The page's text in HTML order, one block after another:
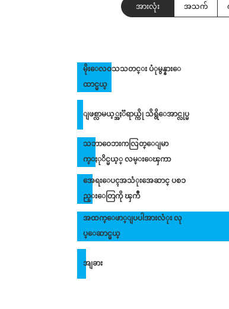
အားလုံး အသက်
မိုးေလဝသသတင္း ပံုမွန္နားေ
ထာင္မယ္
ျဖစ္လာမယ့္အႏၱရာယ္ကို သိရွိေအာင္လုပ္မ
သဘာဝေဘးကလြတ္ေျမာ
က္ႏုိင္မယ့္ လမ္းေၾကာ
အေရးေပၚအသံုးအေဆာင္ ပစၥ
ည္းေတြကို ၾကိဳ
အထက္ေဖာ္ျပပါအားလံုး လု
ပ္ေဆာင္မယ္
အျခား